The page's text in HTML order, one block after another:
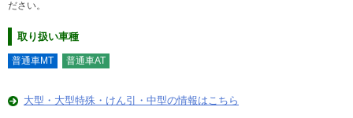
ださい。
取り扱い車種
普通車MT 普通車AT
大型・大型特殊・けん引・中型の情報はこちら